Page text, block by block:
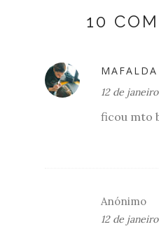
10
12 de
ficou mto
Anónimo
12 de